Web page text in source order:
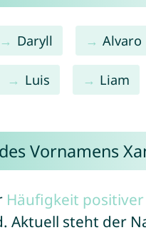
Daryll Alvaro
Luis Liam
Vornamens
Häufigkeit
Aktuell steht der